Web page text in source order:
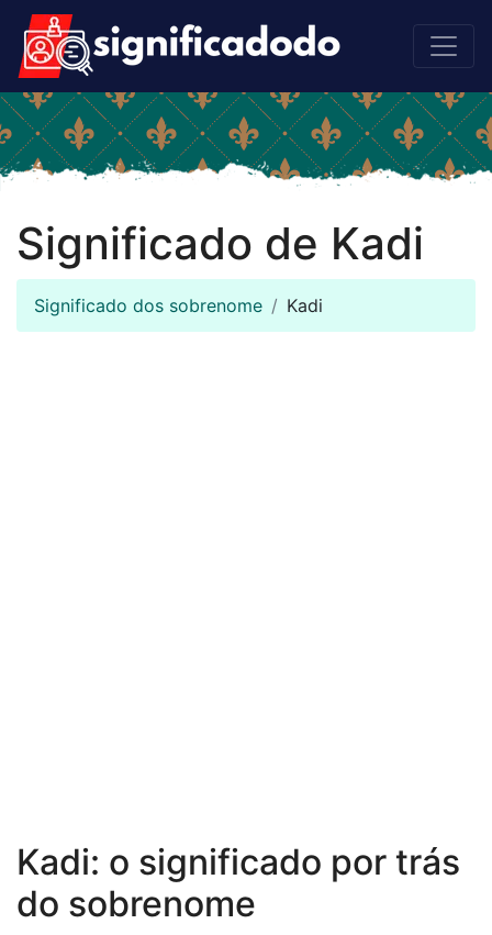
Significado de Kadi
Significado dos sobrenome Kadi
Kadi: o significado por trás
do sobrenome